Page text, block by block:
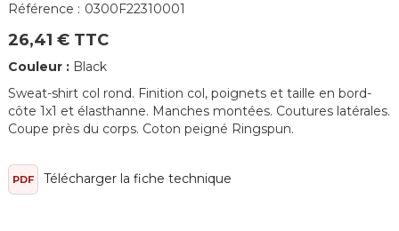
Référence : 0300F22310001
26,41 € TTC
Couleur : Black
Sweat-shirt col rond. Finition col, poignets et taille en bord-
côte 1x1 et élasthanne. Manches montées. Coutures latérales.
Coupe près du corps. Coton peigné Ringspun.
PDF Télécharger la fiche technique